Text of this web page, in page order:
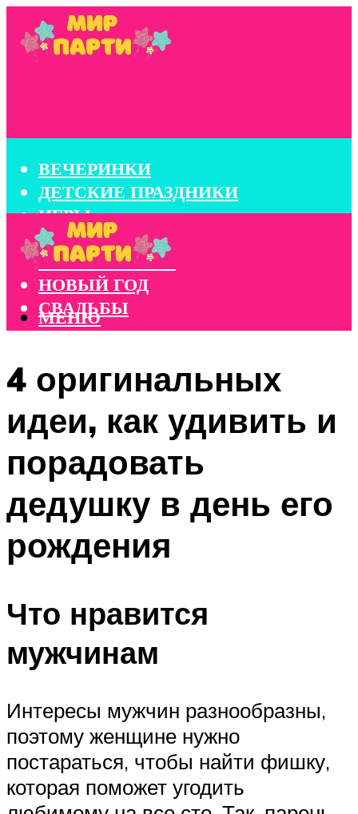
ВЕЧЕРИНКИ
ДЕТСКИЕ ПРАЗДНИКИ
ИГРЫ
КОНКУРСЫ
КОРПОРАТИВЫ
НОВЫЙ ГОД
СВАДЬБЫ
МЕНЮ
4 оригинальных
идеи, как удивить и
порадовать
дедушку в день его
рождения
Что нравится
мужчинам
Интересы мужчин разнообразны,
поэтому женщине нужно
постараться, чтобы найти фишку,
которая поможет угодить